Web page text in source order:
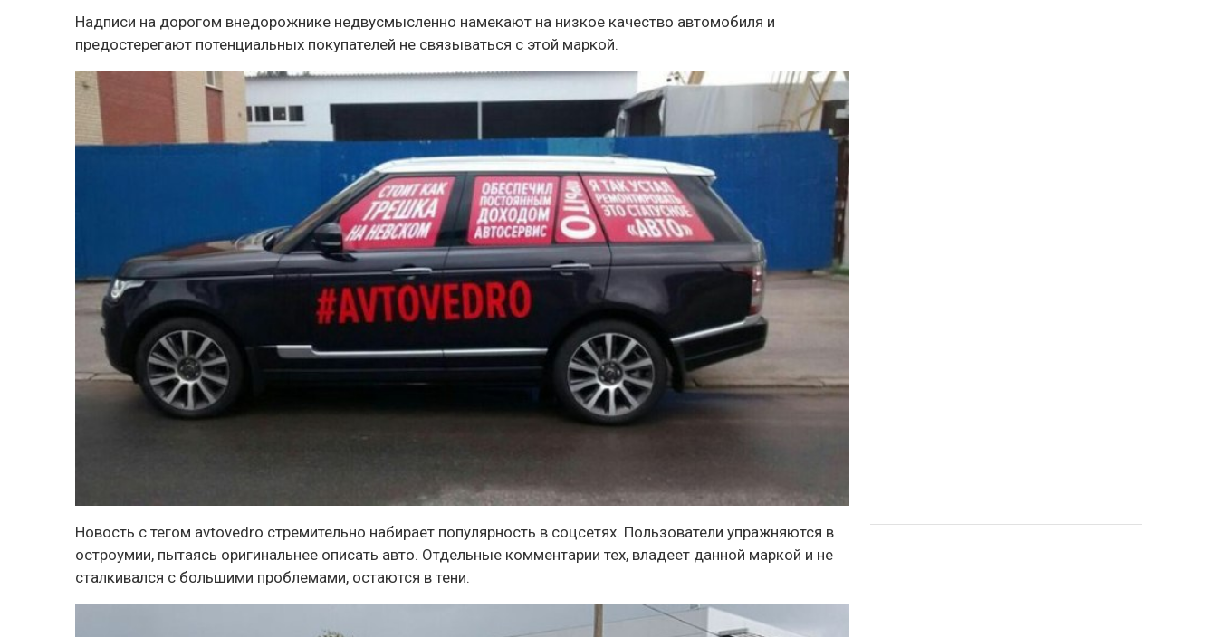
Надписи на дорогом внедорожнике недвусмысленно намекают на низкое качество автомобиля и
предостерегают потенциальных покупателей не связываться с этой маркой.
Новость с тегом avtovedro стремительно набирает популярность в соцсетях. Пользователи упражняются в
остроумии, пытаясь оригинальнее описать авто. Отдельные комментарии тех, владеет данной маркой и не
сталкивался с большими проблемами, остаются в тени.